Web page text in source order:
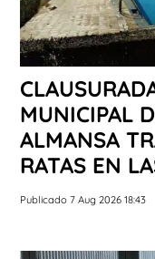
MUNICIPAL
ALMANSA
RATAS EN
Publicado 7 Aug 2026 18:43